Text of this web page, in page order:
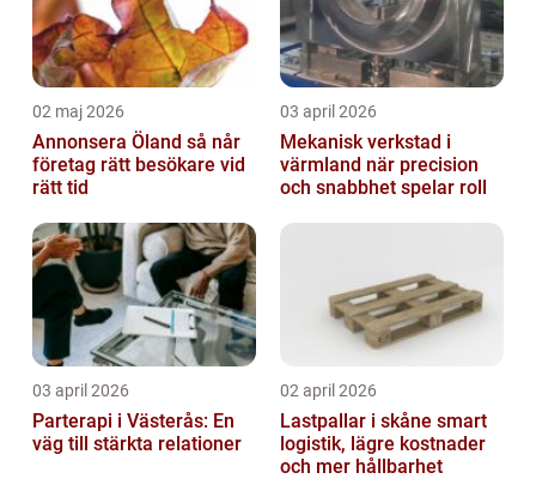
02 maj 2026
Annonsera Öland så når
företag rätt besökare vid
rätt tid
03 april 2026
Mekanisk verkstad i
värmland när precision
och snabbhet spelar roll
03 april 2026
Parterapi i Västerås: En
väg till stärkta relationer
02 april 2026
Lastpallar i skåne smart
logistik, lägre kostnader
och mer hållbarhet